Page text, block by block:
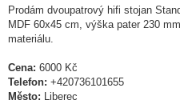
Prodám dvoupatrový hifi stojan
MDF 60x45 cm, výška pater 230
materiálu.
Cena: 6000 Kč
Telefon: +420736101655
Město: Liberec